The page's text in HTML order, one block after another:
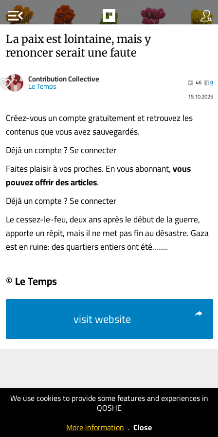
menu_open
We use cookies to provide some features and experiences in
QOSHE
More information . Close
La paix est lointaine, mais y
renoncer serait une faute
Contribution Collective
Le Temps 46
0
15.10.2025
Créez-vous un compte gratuitement et retrouvez les
contenus que vous avez sauvegardés.
Déjà un compte ? Se connecter
Faites plaisir à vos proches. En vous abonnant,vous
pouvez offrir des articles.
Déjà un compte ? Se connecter
Le cessez-le-feu, deux ans après le début de la guerre,
apporte un répit, mais il ne met pas fin au désastre. Gaza
est en ruine: des quartiers entiers ont été........
© Le Temps
visit website